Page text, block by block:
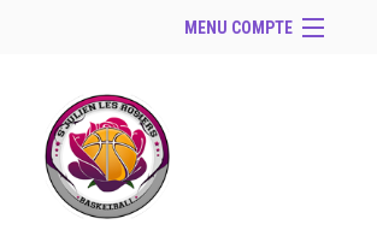
MENU COMPTE
Site Web du club
Facebook
Se connecter
Panier (vide